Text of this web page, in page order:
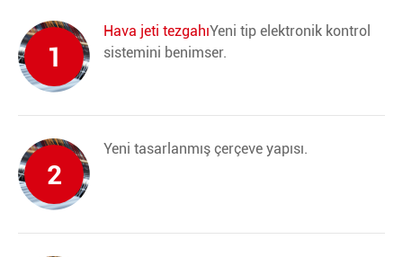
1
Hava jeti tezgahıYeni tip elektronik kontrol
sistemini benimser.
2
Yeni tasarlanmış çerçeve yapısı.